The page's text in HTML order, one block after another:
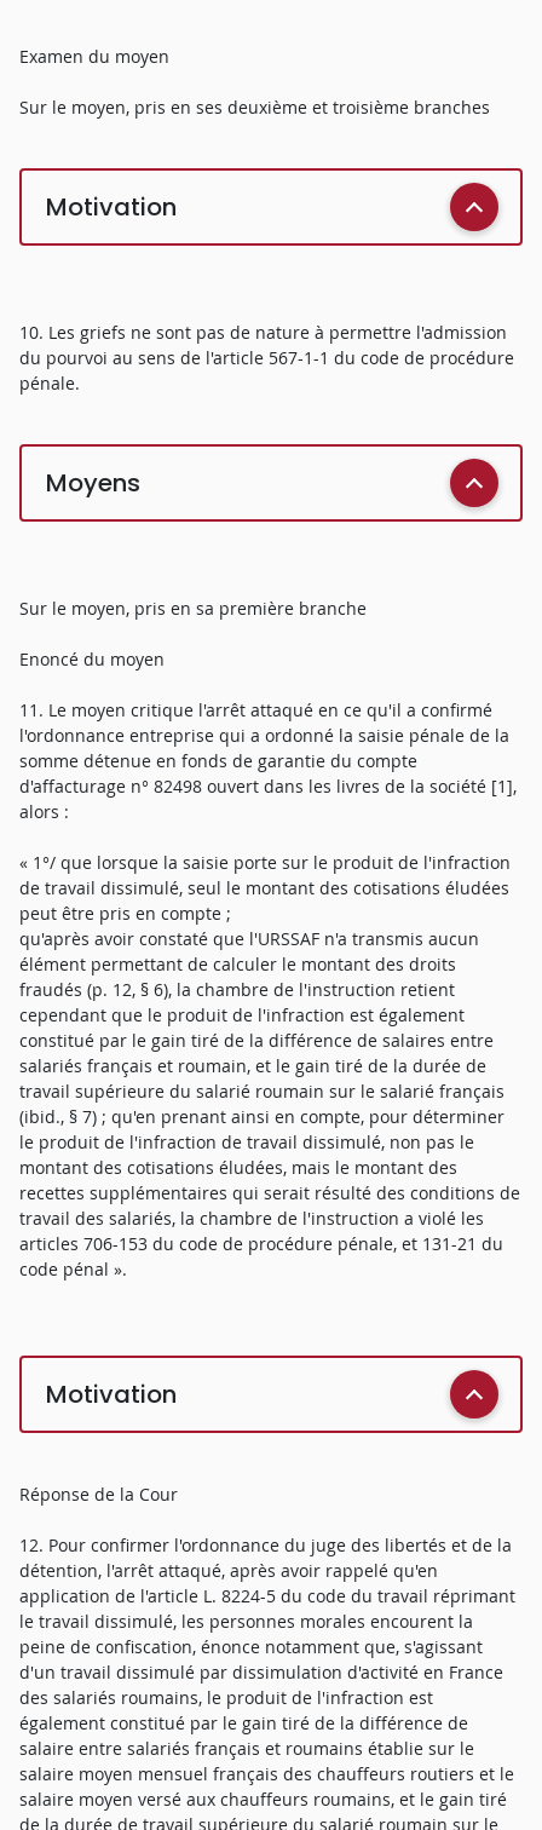
Examen du moyen
Sur le moyen, pris en ses deuxième et troisième branches
Motivation
10. Les griefs ne sont pas de nature à permettre l'admission
du pourvoi au sens de l'article 567-1-1 du code de procédure
pénale.
Moyens
Sur le moyen, pris en sa première branche
Enoncé du moyen
11. Le moyen critique l'arrêt attaqué en ce qu'il a confirmé
l'ordonnance entreprise qui a ordonné la saisie pénale de la
somme détenue en fonds de garantie du compte
d'affacturage n° 82498 ouvert dans les livres de la société [1],
alors :
« 1°/ que lorsque la saisie porte sur le produit de l'infraction
de travail dissimulé, seul le montant des cotisations éludées
peut être pris en compte ;
qu'après avoir constaté que l'URSSAF n'a transmis aucun
élément permettant de calculer le montant des droits
fraudés (p. 12, § 6), la chambre de l'instruction retient
cependant que le produit de l'infraction est également
constitué par le gain tiré de la différence de salaires entre
salariés français et roumain, et le gain tiré de la durée de
travail supérieure du salarié roumain sur le salarié français
(ibid., § 7) ; qu'en prenant ainsi en compte, pour déterminer
le produit de l'infraction de travail dissimulé, non pas le
montant des cotisations éludées, mais le montant des
recettes supplémentaires qui serait résulté des conditions de
travail des salariés, la chambre de l'instruction a violé les
articles 706-153 du code de procédure pénale, et 131-21 du
code pénal ».
Motivation
Réponse de la Cour
12. Pour confirmer l'ordonnance du juge des libertés et de la
détention, l'arrêt attaqué, après avoir rappelé qu'en
application de l'article L. 8224-5 du code du travail réprimant
le travail dissimulé, les personnes morales encourent la
peine de confiscation, énonce notamment que, s'agissant
d'un travail dissimulé par dissimulation d'activité en France
des salariés roumains, le produit de l'infraction est
également constitué par le gain tiré de la différence de
salaire entre salariés français et roumains établie sur le
salaire moyen mensuel français des chauffeurs routiers et le
salaire moyen versé aux chauffeurs roumains, et le gain tiré
de la durée de travail supérieure du salarié roumain sur le